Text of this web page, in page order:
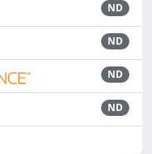
ND
ND
ND
ND